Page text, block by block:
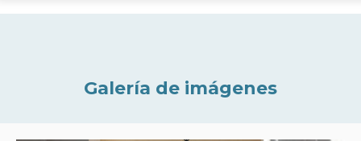
Galería de imágenes